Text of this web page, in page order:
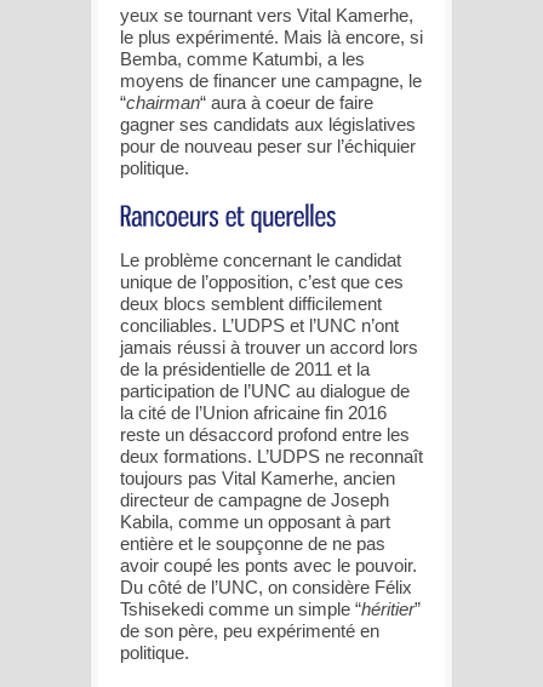
yeux se tournant vers Vital Kamerhe,
le plus expérimenté. Mais là encore, si
Bemba, comme Katumbi, a les
moyens de financer une campagne, le
“chairman“ aura à coeur de faire
gagner ses candidats aux législatives
pour de nouveau peser sur l’échiquier
politique.
Le problème concernant le candidat
unique de l’opposition, c’est que ces
deux blocs semblent difficilement
conciliables. L’UDPS et l’UNC n’ont
jamais réussi à trouver un accord lors
de la présidentielle de 2011 et la
participation de l’UNC au dialogue de
la cité de l’Union africaine fin 2016
reste un désaccord profond entre les
deux formations. L’UDPS ne reconnaît
toujours pas Vital Kamerhe, ancien
directeur de campagne de Joseph
Kabila, comme un opposant à part
entière et le soupçonne de ne pas
avoir coupé les ponts avec le pouvoir.
Du côté de l’UNC, on considère Félix
Tshisekedi comme un simple “héritier”
de son père, peu expérimenté en
politique.